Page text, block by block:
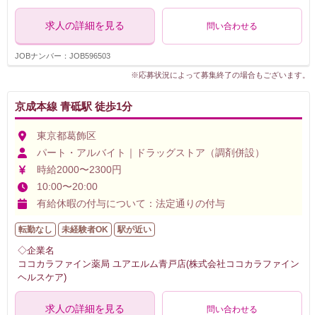
求人の詳細を見る 問い合わせる
JOBナンバー：JOB596503
※応募状況によって募集終了の場合もございます。
京成本線 青砥駅 徒歩1分
東京都葛飾区
パート・アルバイト｜ドラッグストア（調剤併設）
時給2000〜2300円
10:00〜20:00
有給休暇の付与について：法定通りの付与
転勤なし 未経験者OK 駅が近い
◇企業名
ココカラファイン薬局 ユアエルム青戸店(株式会社ココカラファイン
ヘルスケア)
求人の詳細を見る 問い合わせる